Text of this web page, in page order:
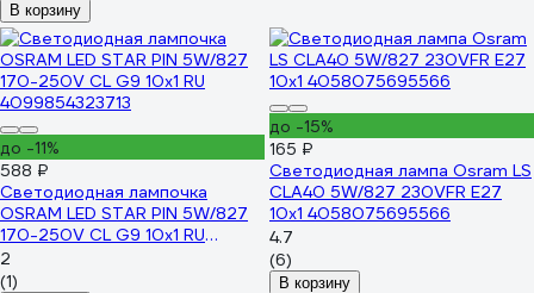
В корзину
до -11%
588 ₽
Светодиодная лампочка
OSRAM LED STAR PIN 5W/827
170-250V CL G9 10x1 RU
4099854323713
2
(1)
до -15%
165 ₽
Светодиодная лампа Osram LS
CLA40 5W/827 230VFR E27
10x1 4058075695566
4.7
(6)
В корзину